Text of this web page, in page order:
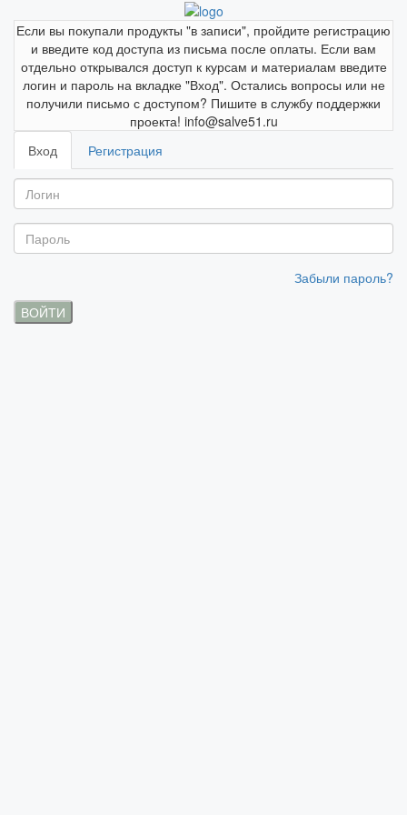
Если вы покупали продукты "в записи", пройдите регистрацию
и введите код доступа из письма после оплаты. Если вам
отдельно открывался доступ к курсам и материалам введите
логин и пароль на вкладке "Вход". Остались вопросы или не
получили письмо с доступом? Пишите в службу поддержки
проекта! info@salve51.ru
Вход
Регистрация
Забыли пароль?
ВОЙТИ